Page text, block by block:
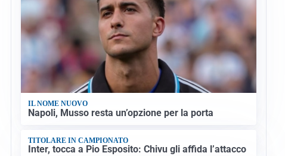
IL NOME NUOVO
Napoli, Musso resta un’opzione per la porta
TITOLARE IN CAMPIONATO
Inter, tocca a Pio Esposito: Chivu gli affida l’attacco